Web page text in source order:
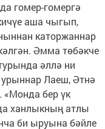
гомер-гомергә
аша чыгып,
каторжаннар
Әмма төбәкче
әллә ни
Лаеш, Әтнә
бер үк
ханлыкның атлы
би ыруына бәйле